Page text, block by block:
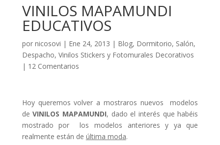
VINILOS MAPAMUNDI
EDUCATIVOS
por nicosovi | Ene 24, 2013 | Blog, Dormitorio, Salón,
Despacho, Vinilos Stickers y Fotomurales Decorativos
| 12 Comentarios
Hoy queremos volver a mostraros nuevos modelos
deVINILOS MAPAMUNDI, dado el interés que habéis
mostrado por los modelos anteriores y ya que
realmente están de última moda.